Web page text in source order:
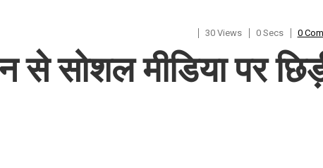
30 Views 0 Secs 0
से सोशल मीडिया पर